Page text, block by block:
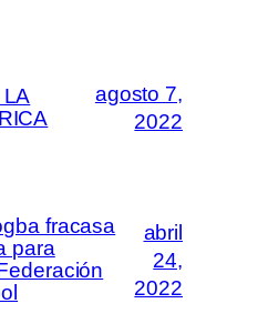
LA
agosto 7,
2022
fracasa
para
abril
24,
2022